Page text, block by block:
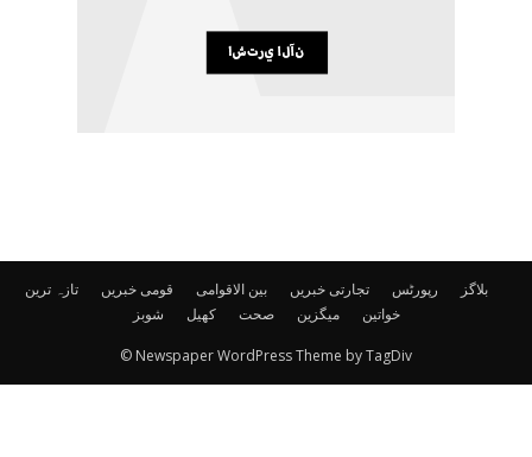
تازہ ترین قومی خبریں بین الاقوامی تجارتی خبریں رپورٹس
بلاگز
شوبز
کھیل صحت میگزین خواتین
© Newspaper WordPress Theme by TagDiv